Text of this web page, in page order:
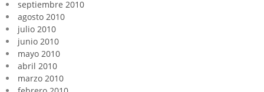
septiembre 2010
agosto 2010
julio 2010
junio 2010
mayo 2010
abril 2010
marzo 2010